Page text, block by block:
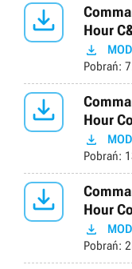

Hour

Pobrań:

Hour

Pobrań:

Hour

Pobrań: